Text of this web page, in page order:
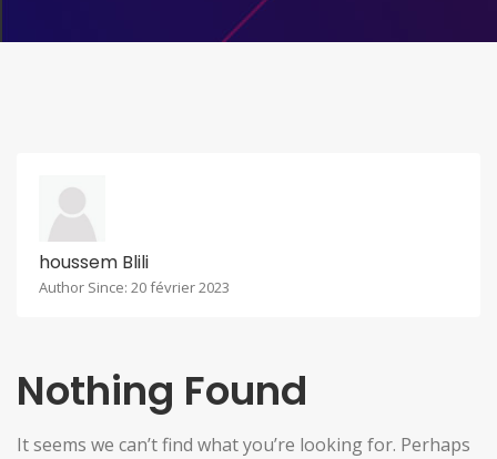
houssem Blili
Author Since: 20 février 2023
Nothing Found
It seems we can’t find what you’re looking for. Perhaps